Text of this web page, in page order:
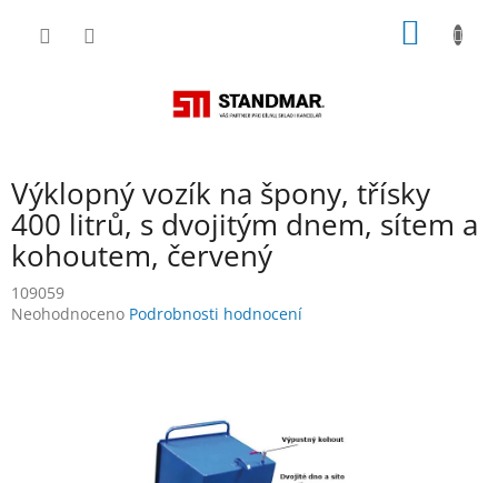
Výklopný vozík na špony, třísky
400 litrů, s dvojitým dnem, sítem a
kohoutem, červený
109059
Průměrné
Neohodnoceno Podrobnosti hodnocení